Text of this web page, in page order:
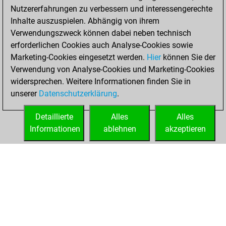
STARTSEITE ERFOLGE
Nutzererfahrungen zu verbessern und interessengerechte
Inhalte auszuspielen. Abhängig von ihrem
Verwendungszweck können dabei neben technisch
erforderlichen Cookies auch Analyse-Cookies sowie
Marketing-Cookies eingesetzt werden. Hierkönnen Sie der
Verwendung von Analyse-Cookies und Marketing-Cookies
widersprechen. Weitere Informationen finden Sie in
unserer Datenschutzerklärung.
Alles
akzeptieren
Alles
ablehnen
Detaillierte
Informationen